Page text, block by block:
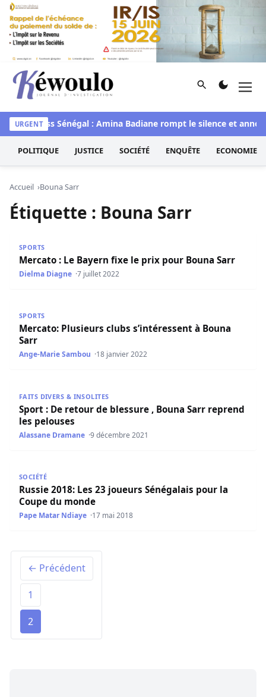
Aller au contenu
Kéwoulo, le premier site d'information et d'investigation
Rechercher
URGENTMiss Sénégal : Amina Badiane rompt le silence et
POLITIQUE JUSTICE SOCIÉTÉ ENQUÊTE ECONOMIE
Accueil Bouna Sarr
Étiquette : Bouna Sarr
SPORTS
Mercato : Le Bayern fixe le prix pour Bouna Sarr
Dielma Diagne 7 juillet 2022
SPORTS
Mercato: Plusieurs clubs s’intéressent à Bouna
Sarr
Ange-Marie Sambou 18 janvier 2022
FAITS DIVERS & INSOLITES
Sport : De retour de blessure , Bouna Sarr reprend
les pelouses
Alassane Dramane 9 décembre 2021
SOCIÉTÉ
Russie 2018: Les 23 joueurs Sénégalais pour la
Coupe du monde
Pape Matar Ndiaye 17 mai 2018
← Précédent
1
2